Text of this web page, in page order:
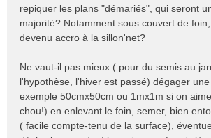
repiquer les plans "démariés", qui seront
majorité? Notamment sous couvert de
devenu accro à la sillon'net?
Ne vaut-il pas mieux ( pour du semis au
l'hypothèse, l'hiver est passé) dégager
exemple 50cmx50cm ou 1mx1m si on
chou!) en enlevant le foin, semer, bien
( facile compte-tenu de la surface),